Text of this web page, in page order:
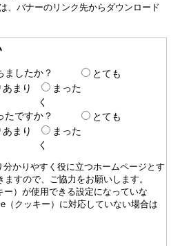
、バナーのリンク先からダウンロード
ましたか？
とても
あまり
まった
く
たですか？
とても
あまり
まった
く
かりやすく役に立つホームページとす
すので、ご協力をお願いします。
）が使用できる設定になっていな
（クッキー）に対応していない場合は